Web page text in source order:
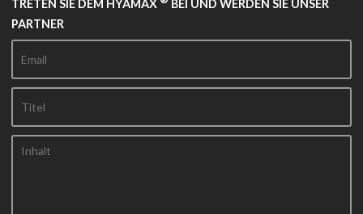
TRETEN SIE DEM HYAMAX
BEI UND WERDEN SIE UNSER
PARTNER